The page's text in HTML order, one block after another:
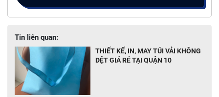
Tin liên quan:
THIẾT KẾ, IN, MAY TÚI VẢI KHÔNG
DỆT GIÁ RẺ TẠI QUẬN 10